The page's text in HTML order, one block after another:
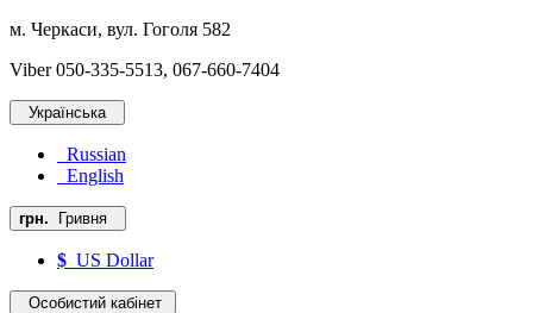
м. Черкаси, вул. Гоголя 582
Viber 050-335-5513, 067-660-7404
Українська
Russian
English
грн. Гривня
$ US Dollar
Особистий кабінет